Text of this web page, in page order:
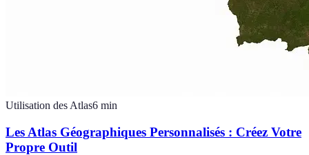
Utilisation des Atlas6 min
Les Atlas Géographiques Personnalisés : Créez Votre
Propre Outil